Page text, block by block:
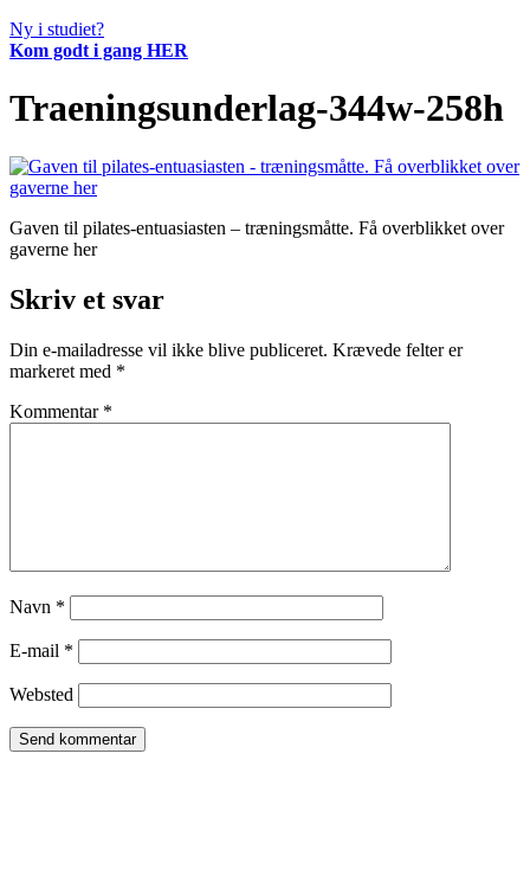
Ny i studiet?
Kom godt i gang HER
Traeningsunderlag-344w-258h
Gaven til pilates-entuasiasten – træningsmåtte. Få overblikket over
gaverne her
Skriv et svar
Din e-mailadresse vil ikke blive publiceret. Krævede felter er
markeret med *
Kommentar *
Navn *
E-mail *
Websted